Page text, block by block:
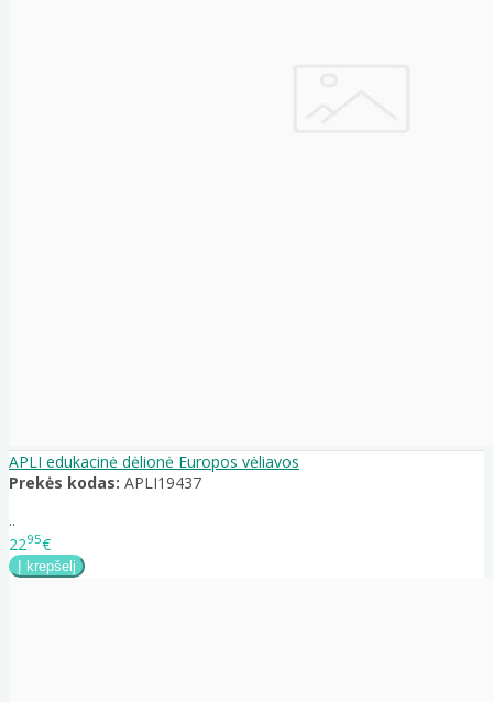
APLI edukacinė dėlionė Europos vėliavos
Prekės kodas: APLI19437
..
2295€